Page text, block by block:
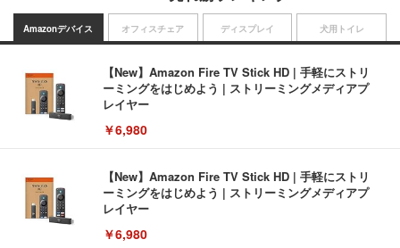
Amazonデバイス
【New】Amazon Fire TV Stick HD | 手軽にストリ
ーミングをはじめよう | ストリーミングメディアプ
レイヤー
￥6,980
【New】Amazon Fire TV Stick HD | 手軽にストリ
ーミングをはじめよう | ストリーミングメディアプ
レイヤー
￥6,980
オフィスチェア ディスプレイ 犬用トイレ